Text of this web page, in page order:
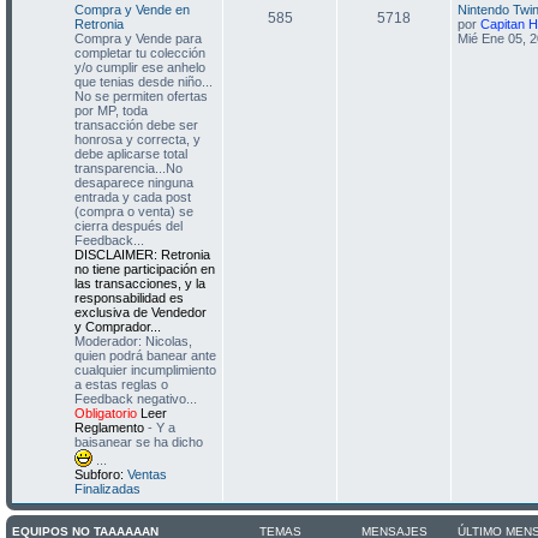
Compra y Vende en
Retronia
Compra y Vende para
completar tu colección
y/o cumplir ese anhelo
que tenias desde niño...
No se permiten ofertas
por MP, toda
transacción debe ser
honrosa y correcta, y
debe aplicarse total
transparencia...No
desaparece ninguna
entrada y cada post
(compra o venta) se
cierra después del
Feedback...
DISCLAIMER: Retronia
no tiene participación en
las transacciones, y la
responsabilidad es
exclusiva de Vendedor
y Comprador...
Moderador: Nicolas,
quien podrá banear ante
cualquier incumplimiento
a estas reglas o
Feedback negativo...
Obligatorio Leer
Reglamento - Y a
baisanear se ha dicho
Subforo: Ventas
Finalizadas
585 5718
Nintendo
por Capitan
Mié Ene 05,
EQUIPOS NO TAAAAAAN
TEMAS MENSAJES ÚLTIMO